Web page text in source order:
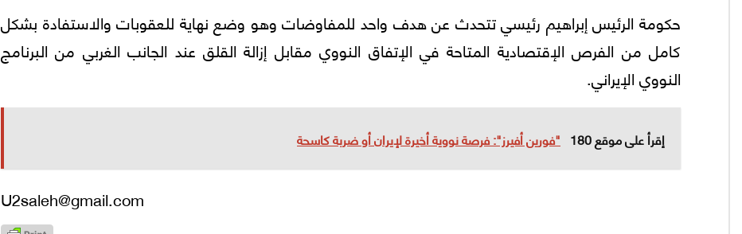
حكومة الرئيس إبراهيم رئيسي تتحدث عن هدف واحد للمفاوضات وهو وضع نهاية للعقوبات والاستفادة بشكل
كامل من الفرص الإقتصادية المتاحة في الإتفاق النووي مقابل إزالة القلق عند الجانب الغربي من البرنامج
النووي الإيراني.
إقرأ على موقع 180 "فورين أفيرز": فرصة نووية أخيرة لإيران أو ضربة كاسحة
U2saleh@gmail.com